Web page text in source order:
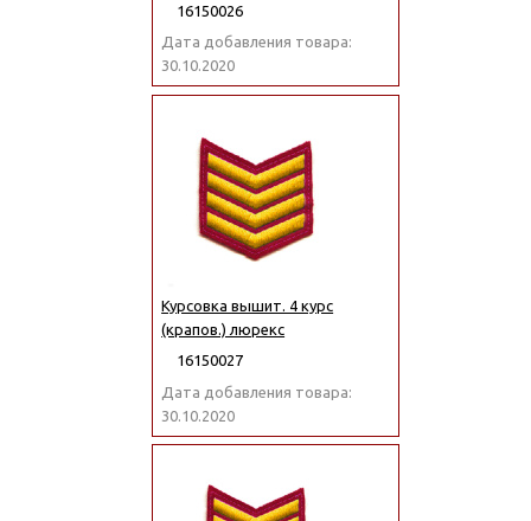
16150026
Дата добавления товара:
30.10.2020
Курсовка вышит. 4 курс
(крапов.) люрекс
16150027
Дата добавления товара:
30.10.2020